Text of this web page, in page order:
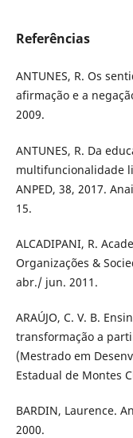
Referências
ANTUNES, R. Os
afirmação e a
2009.
ANTUNES, R. Da
multifuncionalidade
ANPED, 38, 2017.
15.
ALCADIPANI, R.
Organizações &
abr./ jun. 2011.
ARAÚJO, C. V. B.
transformação a
(Mestrado em
Estadual de Montes
BARDIN, Laurence.
2000.